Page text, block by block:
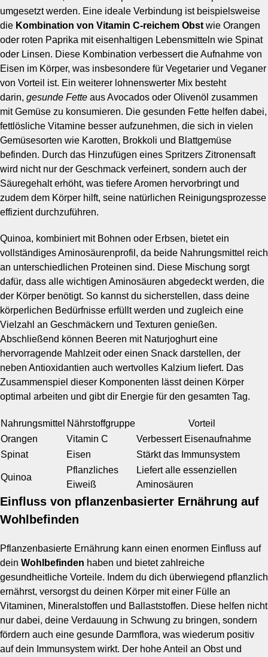
umgesetzt werden. Eine ideale Verbindung ist beispielsweise
die Kombination von Vitamin C-reichem Obst wie Orangen
oder roten Paprika mit eisenhaltigen Lebensmitteln wie Spinat
oder Linsen. Diese Kombination verbessert die Aufnahme von
Eisen im Körper, was insbesondere für Vegetarier und Veganer
von Vorteil ist. Ein weiterer lohnenswerter Mix besteht
darin, gesunde Fette aus Avocados oder Olivenöl zusammen
mit Gemüse zu konsumieren. Die gesunden Fette helfen dabei,
fettlösliche Vitamine besser aufzunehmen, die sich in vielen
Gemüsesorten wie Karotten, Brokkoli und Blattgemüse
befinden. Durch das Hinzufügen eines Spritzers Zitronensaft
wird nicht nur der Geschmack verfeinert, sondern auch der
Säuregehalt erhöht, was tiefere Aromen hervorbringt und
zudem dem Körper hilft, seine natürlichen Reinigungsprozesse
effizient durchzuführen.
Quinoa, kombiniert mit Bohnen oder Erbsen, bietet ein
vollständiges Aminosäurenprofil, da beide Nahrungsmittel reich
an unterschiedlichen Proteinen sind. Diese Mischung sorgt
dafür, dass alle wichtigen Aminosäuren abgedeckt werden, die
der Körper benötigt. So kannst du sicherstellen, dass deine
körperlichen Bedürfnisse erfüllt werden und zugleich eine
Vielzahl an Geschmäckern und Texturen genießen.
Abschließend können Beeren mit Naturjoghurt eine
hervorragende Mahlzeit oder einen Snack darstellen, der
neben Antioxidantien auch wertvolles Kalzium liefert. Das
Zusammenspiel dieser Komponenten lässt deinen Körper
optimal arbeiten und gibt dir Energie für den gesamten Tag.
Nahrungsmittel Nährstoffgruppe
Vorteil
Orangen
Vitamin C
Verbessert Eisenaufnahme
Spinat
Eisen Stärkt das Immunsystem
Quinoa
Pflanzliches
Eiweiß
Liefert alle essenziellen
Aminosäuren
Einfluss von pflanzenbasierter Ernährung auf
Wohlbefinden
Pflanzenbasierte Ernährung kann einen enormen Einfluss auf
dein Wohlbefinden haben und bietet zahlreiche
gesundheitliche Vorteile. Indem du dich überwiegend pflanzlich
ernährst, versorgst du deinen Körper mit einer Fülle an
Vitaminen, Mineralstoffen und Ballaststoffen. Diese helfen nicht
nur dabei, deine Verdauung in Schwung zu bringen, sondern
fördern auch eine gesunde Darmflora, was wiederum positiv
auf dein Immunsystem wirkt. Der hohe Anteil an Obst und